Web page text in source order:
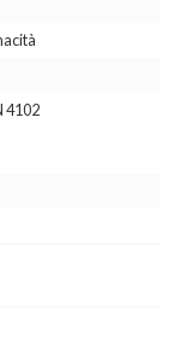
4102